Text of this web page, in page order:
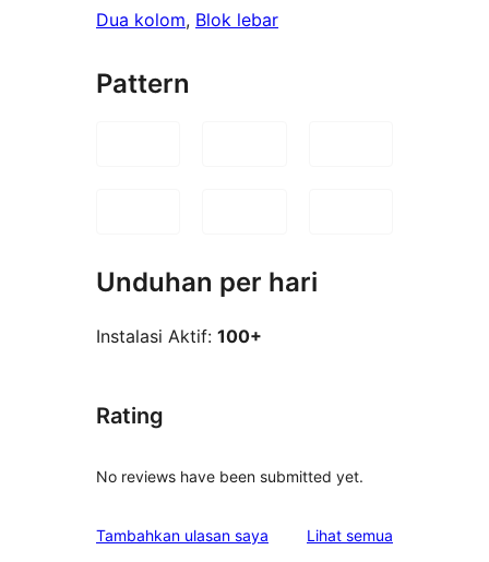
Dua kolom, Blok lebar
Pattern
Unduhan per hari
Instalasi Aktif: 100+
Rating
No reviews have been submitted yet.
Tambahkan ulasan saya Lihat semua